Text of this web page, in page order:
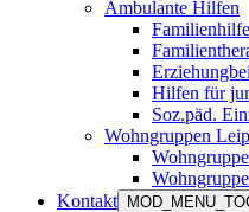
Ambulante Hilfen
Hilfen für
Soz.päd.
Wohngruppen
Kontakt